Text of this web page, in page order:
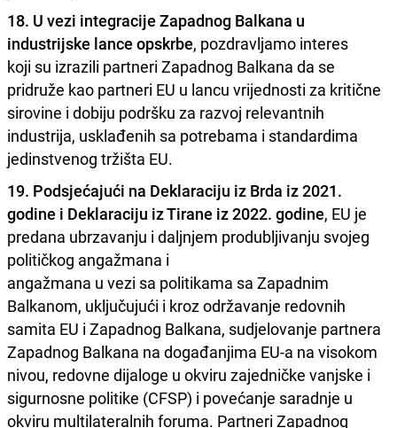
18. U vezi integracije Zapadnog Balkana u
industrijske lance opskrbe, pozdravljamo interes
koji su izrazili partneri Zapadnog Balkana da se
pridruže kao partneri EU u lancu vrijednosti za kritične
sirovine i dobiju podršku za razvoj relevantnih
industrija, usklađenih sa potrebama i standardima
jedinstvenog tržišta EU.
19. Podsjećajući na Deklaraciju iz Brda iz 2021.
godine i Deklaraciju iz Tirane iz 2022. godine, EU je
predana ubrzavanju i daljnjem produbljivanju svojeg
političkog angažmana i
angažmana u vezi sa politikama sa Zapadnim
Balkanom, uključujući i kroz održavanje redovnih
samita EU i Zapadnog Balkana, sudjelovanje partnera
Zapadnog Balkana na događanjima EU-a na visokom
nivou, redovne dijaloge u okviru zajedničke vanjske i
sigurnosne politike (CFSP) i povećanje saradnje u
okviru multilateralnih foruma. Partneri Zapadnog